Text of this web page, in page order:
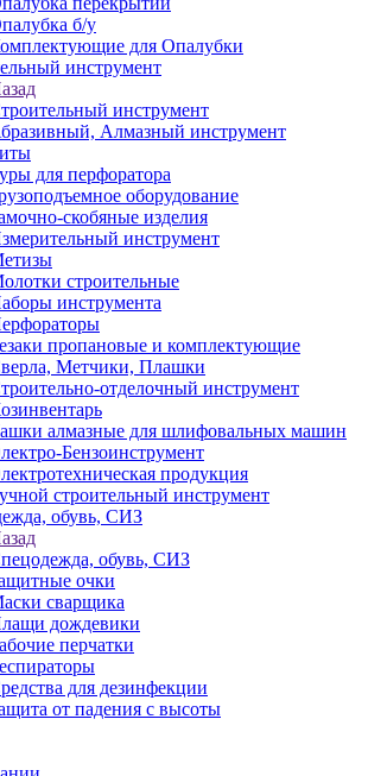
б/у
для Опалубки
инструмент
инструмент
Алмазный инструмент
для перфоратора
оборудование
скобяные изделия
инструмент
строительные
инструмента
пропановые и комплектующие
Метчики, Плашки
отделочный инструмент
алмазные для шлифовальных машин
Бензоинструмент
продукция
строительный инструмент
обувь, СИЗ
обувь, СИЗ
очки
сварщика
дождевики
перчатки
для дезинфекции
от падения с высоты